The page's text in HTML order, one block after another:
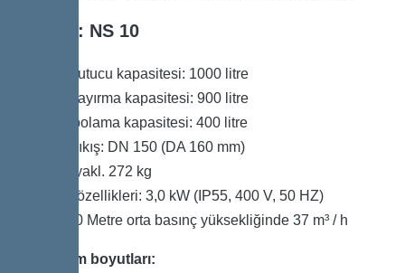
Boyut: NS 10
Çamur tutucu kapasitesi: 1000 litre
Toplam ayırma kapasitesi: 900 litre
Yağ depolama kapasitesi: 400 litre
Giriş / Çıkış: DN 150 (DA 160 mm)
Ağırlık: yakl. 272 kg
Pompa özellikleri: 3,0 kW (IP55, 400 V, 50 HZ)
Çıkış: 10 Metre orta basınç yüksekliğinde 37 m³ / h
Kurulum boyutları: